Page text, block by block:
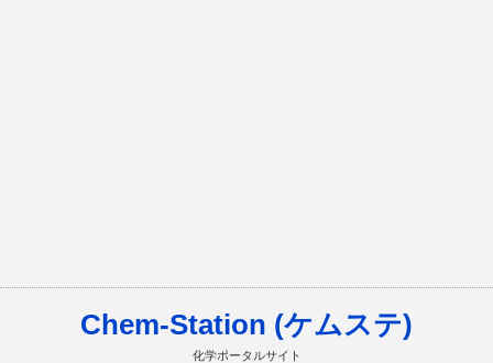
Chem-Station (ケムステ)
化学ポータルサイト